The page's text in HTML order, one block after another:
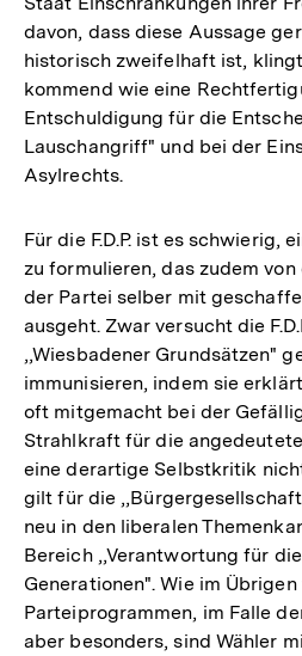
davon, dass diese Aussage
historisch zweifelhaft ist, klingt
kommend wie eine
Entschuldigung für die
Lauschangriff" und bei der
Asylrechts.
Für die F.D.P. ist es schwierig,
zu formulieren, das zudem
der Partei selber mit
ausgeht. Zwar versucht die
,,Wiesbadener Grundsätzen"
immunisieren, indem sie
oft mitgemacht bei der
Strahlkraft für die
eine derartige Selbstkritik
gilt für die
neu in den liberalen
Bereich ,,Verantwortung für
Generationen". Wie im
Parteiprogrammen, im Falle
aber besonders, sind Wähler